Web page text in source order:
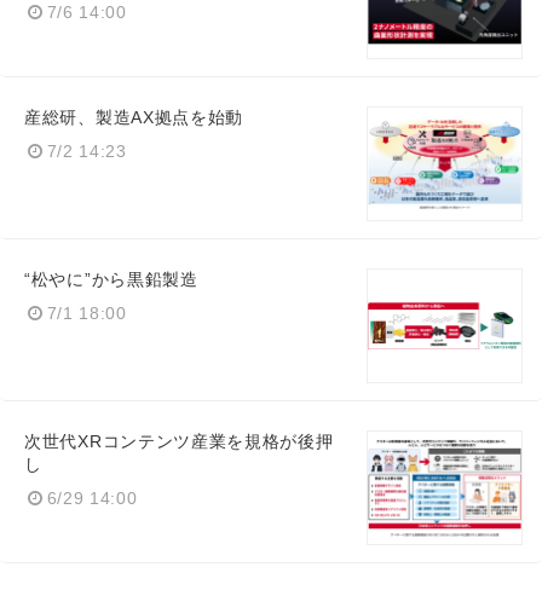
7/6 14:00
産総研、製造AX拠点を始動
7/2 14:23
“松やに”から黒鉛製造
7/1 18:00
次世代XRコンテンツ産業を規格が後押
し
6/29 14:00